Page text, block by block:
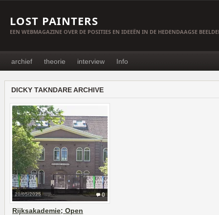
LOST PAINTERS
EEN WEBMAGAZINE OVER DE POSITIES EN IDEEËN IN DE HEDENDAAGSE
archief theorie interview Info
DICKY TAKNDARE ARCHIVE
0
20/05/2025
Rijksakademie; Open